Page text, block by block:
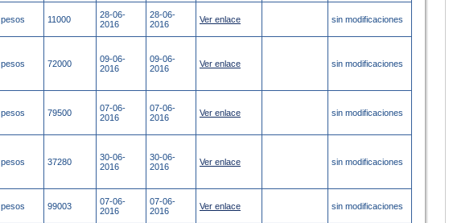
pesos 11000
28-06-
2016
28-06-
2016
Ver enlace sin modificaciones
pesos 72000
09-06-
2016
09-06-
2016
Ver enlace sin modificaciones
pesos 79500
07-06-
2016
07-06-
2016
Ver enlace sin modificaciones
pesos 37280
30-06-
2016
30-06-
2016
Ver enlace sin modificaciones
pesos 99003
07-06-
2016
07-06-
2016
Ver enlace sin modificaciones